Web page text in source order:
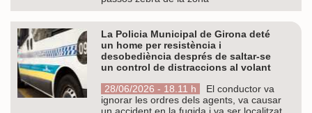
La Policia Municipal de Girona deté
un home per resistència i
desobediència després de saltar-se
un control de distraccions al volant
28/06/2026 - 18.11 h
El conductor va
ignorar les ordres dels agents, va causar
un accident en la fugida i va ser localitzat